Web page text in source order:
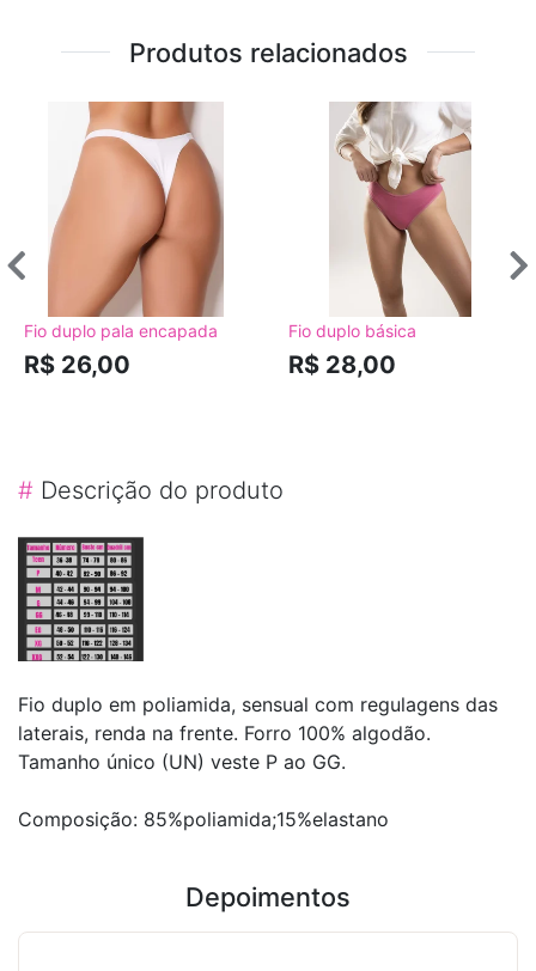
Produtos relacionados
Fio duplo pala encapada
R$ 26,00
Fio duplo básica
R$ 28,00
# Descrição do produto
Fio duplo em poliamida, sensual com regulagens das
laterais, renda na frente. Forro 100% algodão.
Tamanho único (UN) veste P ao GG.
Composição: 85%poliamida;15%elastano
Depoimentos